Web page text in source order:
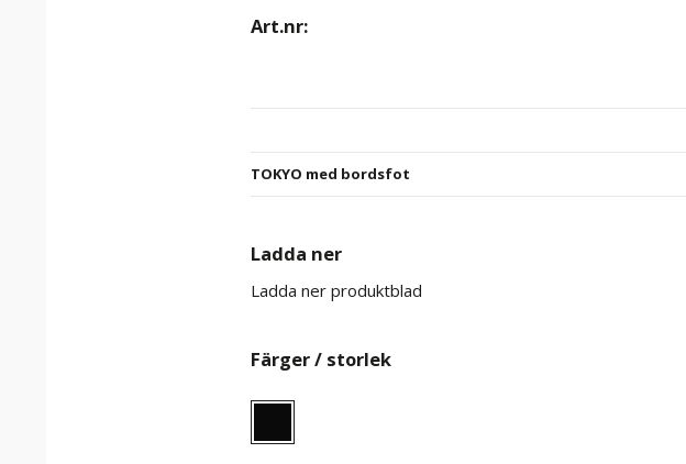
Art.nr:
TOKYO med bordsfot
Ladda ner
Ladda ner produktblad
Färger / storlek